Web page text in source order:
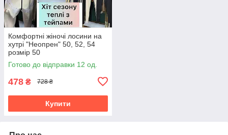
Комфортні жіночі лосини на
хутрі "Неопрен" 50, 52, 54
розмір 50
Готово до відправки 12 од.
478 ₴ 728 ₴
Купити